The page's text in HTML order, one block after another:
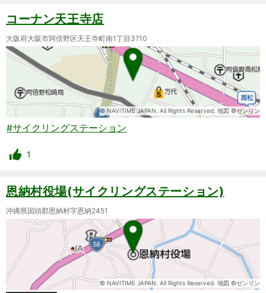
コーナン天王寺店
大阪府大阪市阿倍野区天王寺町南1丁目3?10
© NAVITIME JAPAN. All Rights Reserved. 地図 ©ゼンリン
#サイクリングステーション
1
恩納村役場(サイクリングステーション)
沖縄県国頭郡恩納村字恩納2451
© NAVITIME JAPAN. All Rights Reserved. 地図 ©ゼンリン